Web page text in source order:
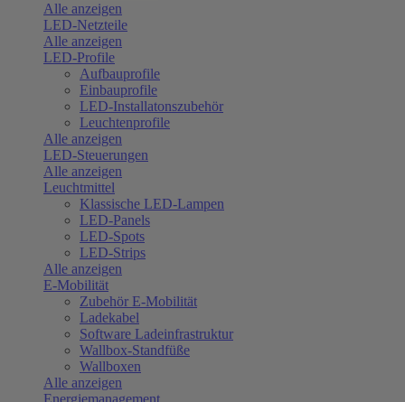
Alle anzeigen
LED-Netzteile
Alle anzeigen
LED-Profile
Aufbauprofile
Einbauprofile
LED-Installatonszubehör
Leuchtenprofile
Alle anzeigen
LED-Steuerungen
Alle anzeigen
Leuchtmittel
Klassische LED-Lampen
LED-Panels
LED-Spots
LED-Strips
Alle anzeigen
E-Mobilität
Zubehör E-Mobilität
Ladekabel
Software Ladeinfrastruktur
Wallbox-Standfüße
Wallboxen
Alle anzeigen